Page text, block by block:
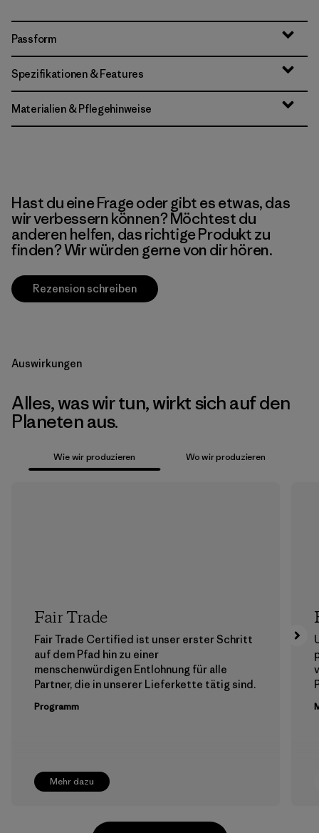
Passform
Spezifikationen & Features
Materialien & Pflegehinweise
Hast du eine Frage oder gibt es etwas, das
wir verbessern können? Möchtest du
anderen helfen, das richtige Produkt zu
finden? Wir würden gerne von dir hören.
Rezension schreiben
Auswirkungen
Alles, was wir tun, wirkt sich auf den
Planeten aus.
Wie wir produzieren Wo wir produzieren
Mehr dazu
Fair Trade
Fair Trade Certified ist unser erster Schritt
auf dem Pfad hin zu einer
menschenwürdigen Entlohnung für alle
Partner, die in unserer Lieferkette tätig sind.
Programm